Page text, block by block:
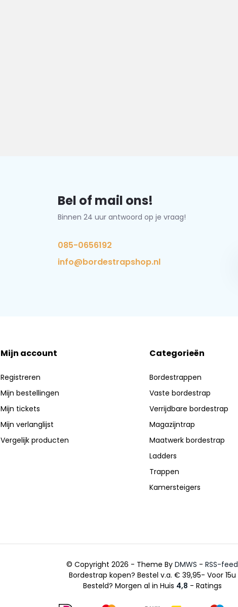
Bel of mail ons!
Binnen 24 uur antwoord op je vraag!
085-0656192
info@bordestrapshop.nl
Mijn account
Registreren
Mijn bestellingen
Mijn tickets
Mijn verlanglijst
Vergelijk producten
Categorieën
Bordestrappen
Vaste bordestrap
Verrijdbare bordestrap
Magazijntrap
Maatwerk bordestrap
Ladders
Trappen
Kamersteigers
© Copyright 2026 - Theme ByDMWS -RSS-feed
Bordestrap kopen? Bestel v.a. € 39,95- Voor 15u
Besteld? Morgen al in Huis 4,8 - Ratings